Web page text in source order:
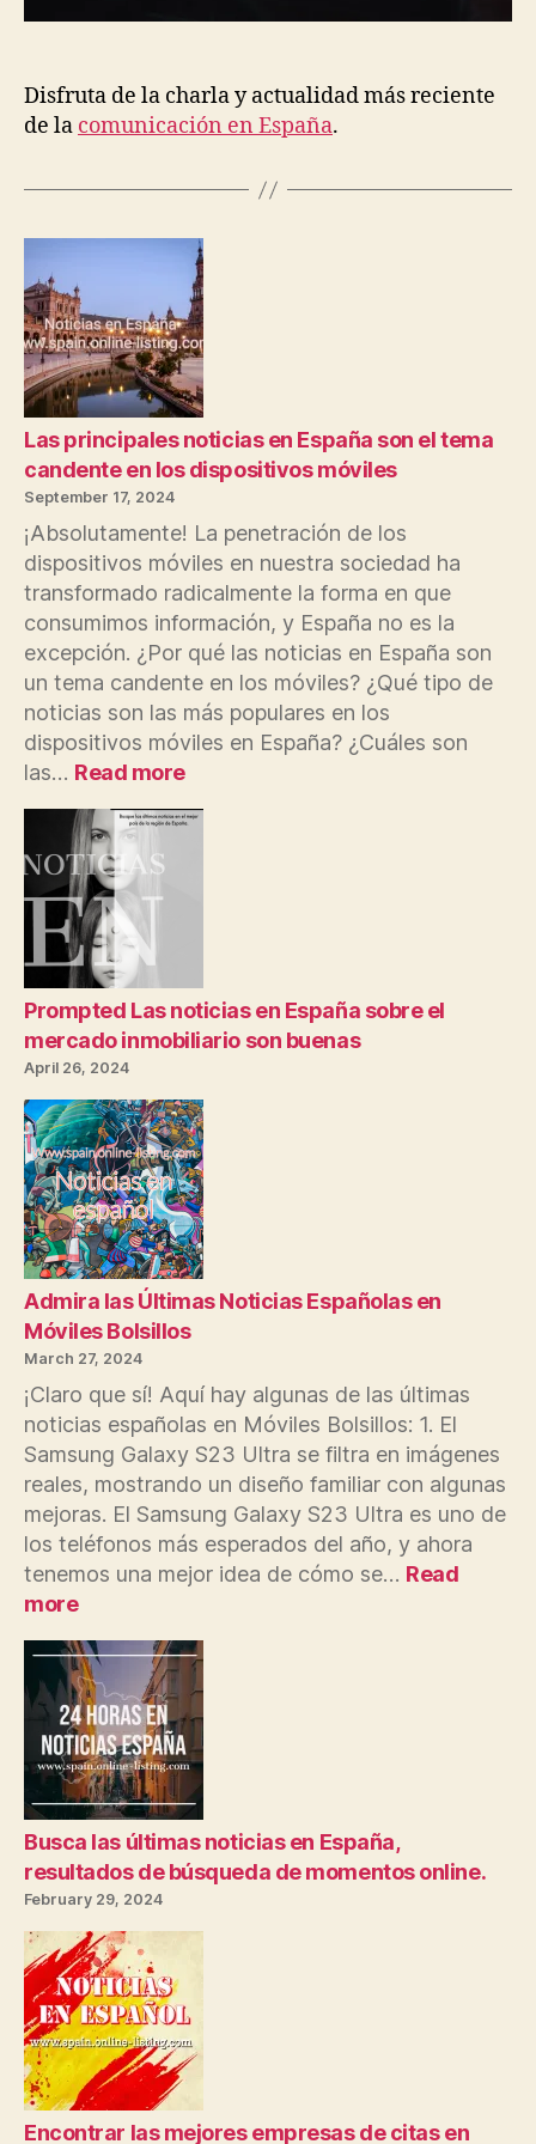
Disfruta de la charla y actualidad más reciente
de la comunicación en España.
Las principales noticias en España son el tema
candente en los dispositivos móviles
September 17, 2024
¡Absolutamente! La penetración de los
dispositivos móviles en nuestra sociedad ha
transformado radicalmente la forma en que
consumimos información, y España no es la
excepción. ¿Por qué las noticias en España son
un tema candente en los móviles? ¿Qué tipo de
noticias son las más populares en los
dispositivos móviles en España? ¿Cuáles son
las… Read more:
principales
candente
en
móviles
Prompted Las noticias en España sobre el
mercado inmobiliario son buenas
April 26, 2024
Admira las Últimas Noticias Españolas en
Móviles Bolsillos
March 27, 2024
¡Claro que sí! Aquí hay algunas de las últimas
noticias españolas en Móviles Bolsillos: 1. El
Samsung Galaxy S23 Ultra se filtra en imágenes
reales, mostrando un diseño familiar con algunas
mejoras. El Samsung Galaxy S23 Ultra es uno de
los teléfonos más esperados del año, y ahora
tenemos una mejor idea de cómo se… Read
more:
las
Últimas
Noticias
Españolas
en
Móviles
Bolsillos
Busca las últimas noticias en España,
resultados de búsqueda de momentos online.
February 29, 2024
Encontrar las mejores empresas de citas en